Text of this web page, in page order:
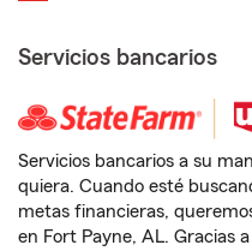
Servicios bancarios
Servicios bancarios a su
quiera. Cuando esté
metas financieras,
en Fort Payne, AL. Gracias